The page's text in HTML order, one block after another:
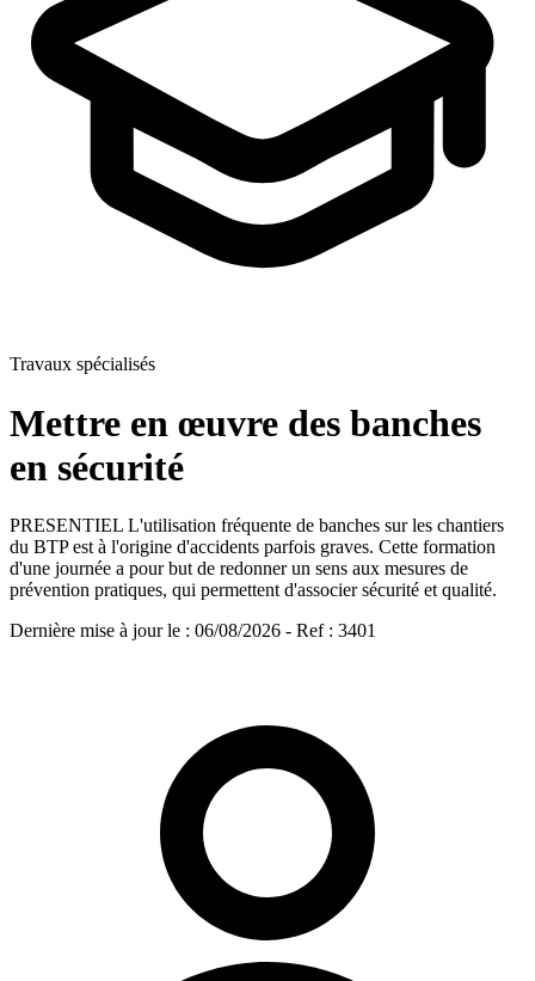
Travaux spécialisés
Mettre en œuvre des banches
en sécurité
PRESENTIEL L'utilisation fréquente de banches sur les chantiers
du BTP est à l'origine d'accidents parfois graves. Cette formation
d'une journée a pour but de redonner un sens aux mesures de
prévention pratiques, qui permettent d'associer sécurité et qualité.
Dernière mise à jour le : 06/08/2026 - Ref : 3401